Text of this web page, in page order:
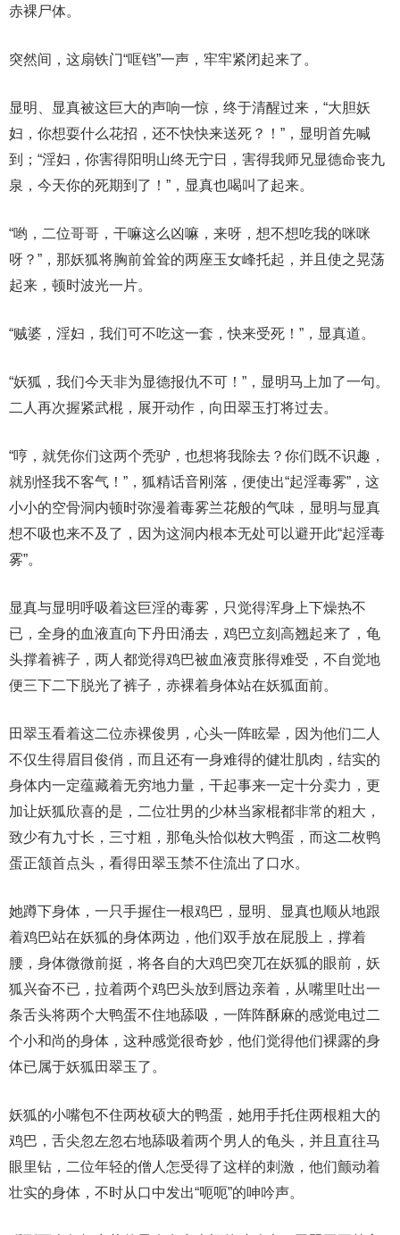
赤裸尸体。
突然间，这扇铁门“哐铛”一声，牢牢紧闭起来了。
显明、显真被这巨大的声响一惊，终于清醒过来，“大胆妖
妇，你想耍什么花招，还不快快来送死？！”，显明首先喊
到；“淫妇，你害得阳明山终无宁日，害得我师兄显德命丧九
泉，今天你的死期到了！”，显真也喝叫了起来。
“哟，二位哥哥，干嘛这么凶嘛，来呀，想不想吃我的咪咪
呀？”，那妖狐将胸前耸耸的两座玉女峰托起，并且使之晃荡
起来，顿时波光一片。
“贼婆，淫妇，我们可不吃这一套，快来受死！”，显真道。
“妖狐，我们今天非为显德报仇不可！”，显明马上加了一句。
二人再次握紧武棍，展开动作，向田翠玉打将过去。
“哼，就凭你们这两个秃驴，也想将我除去？你们既不识趣，
就别怪我不客气！”，狐精话音刚落，便使出“起淫毒雾”，这
小小的空骨洞内顿时弥漫着毒雾兰花般的气味，显明与显真
想不吸也来不及了，因为这洞内根本无处可以避开此“起淫毒
雾”。
显真与显明呼吸着这巨淫的毒雾，只觉得浑身上下燥热不
已，全身的血液直向下丹田涌去，鸡巴立刻高翘起来了，龟
头撑着裤子，两人都觉得鸡巴被血液贲胀得难受，不自觉地
便三下二下脱光了裤子，赤裸着身体站在妖狐面前。
田翠玉看着这二位赤裸俊男，心头一阵眩晕，因为他们二人
不仅生得眉目俊俏，而且还有一身难得的健壮肌肉，结实的
身体内一定蕴藏着无穷地力量，干起事来一定十分卖力，更
加让妖狐欣喜的是，二位壮男的少林当家棍都非常的粗大，
致少有九寸长，三寸粗，那龟头恰似枚大鸭蛋，而这二枚鸭
蛋正颔首点头，看得田翠玉禁不住流出了口水。
她蹲下身体，一只手握住一根鸡巴，显明、显真也顺从地跟
着鸡巴站在妖狐的身体两边，他们双手放在屁股上，撑着
腰，身体微微前挺，将各自的大鸡巴突兀在妖狐的眼前，妖
狐兴奋不已，拉着两个鸡巴头放到唇边亲着，从嘴里吐出一
条舌头将两个大鸭蛋不住地舔吸，一阵阵酥麻的感觉电过二
个小和尚的身体，这种感觉很奇妙，他们觉得他们裸露的身
体已属于妖狐田翠玉了。
妖狐的小嘴包不住两枚硕大的鸭蛋，她用手托住两根粗大的
鸡巴，舌尖忽左忽右地舔吸着两个男人的龟头，并且直往马
眼里钻，二位年轻的僧人怎受得了这样的刺激，他们颤动着
壮实的身体，不时从口中发出“呃呃”的呻吟声。